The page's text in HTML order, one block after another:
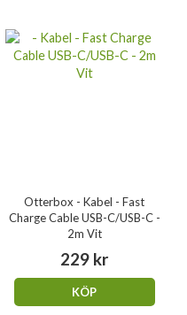
Otterbox - Kabel - Fast
Charge Cable USB-C/USB-C -
2m Vit
229 kr
KÖP